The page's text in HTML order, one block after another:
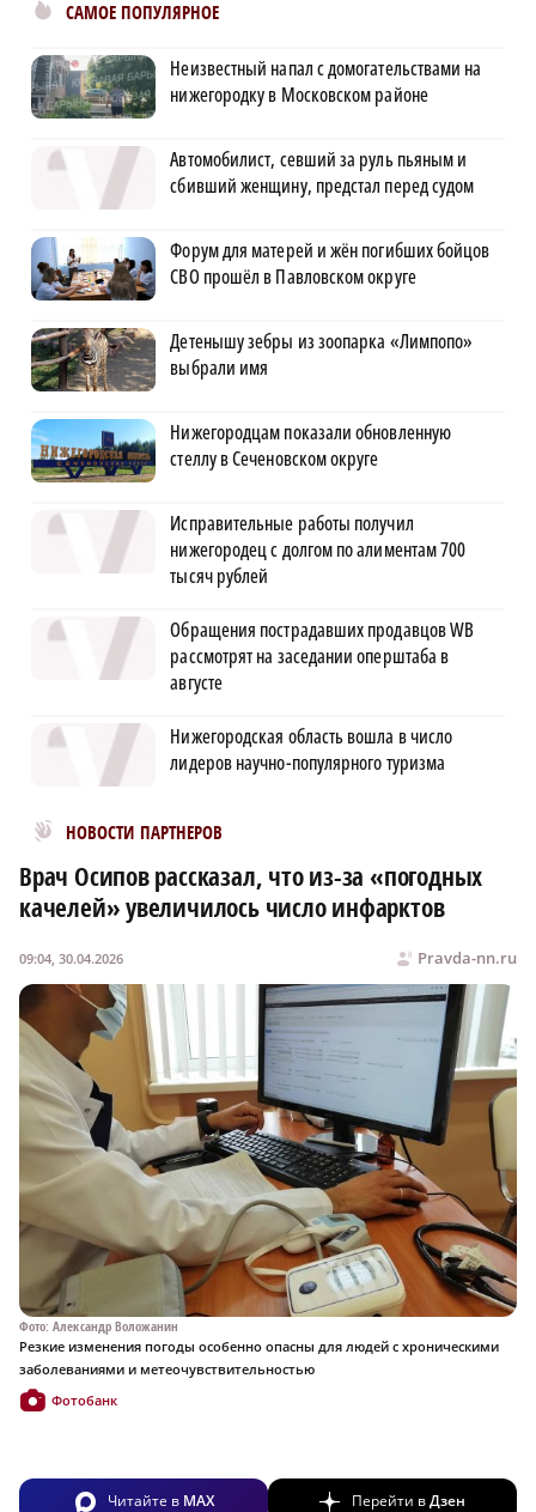
САМОЕ ПОПУЛЯРНОЕ
Неизвестный напал с домогательствами на
нижегородку в Московском районе
Автомобилист, севший за руль пьяным и
сбивший женщину, предстал перед судом
Форум для матерей и жён погибших бойцов
СВО прошёл в Павловском округе
Детенышу зебры из зоопарка «Лимпопо»
выбрали имя
Нижегородцам показали обновленную
стеллу в Сеченовском округе
Исправительные работы получил
нижегородец с долгом по алиментам 700
тысяч рублей
Обращения пострадавших продавцов WB
рассмотрят на заседании оперштаба в
августе
Нижегородская область вошла в число
лидеров научно-популярного туризма
НОВОСТИ ПАРТНЕРОВ
Новости МирТесен
Врач Осипов рассказал, что из-за «погодных
качелей» увеличилось число инфарктов
Pravda-nn.ru
09:04, 30.04.2026
Фото: Александр Воложанин
Резкие изменения погоды особенно опасны для людей с хроническими
заболеваниями и метеочувствительностью
Фотобанк
Читайте в MAX Перейти вДзен